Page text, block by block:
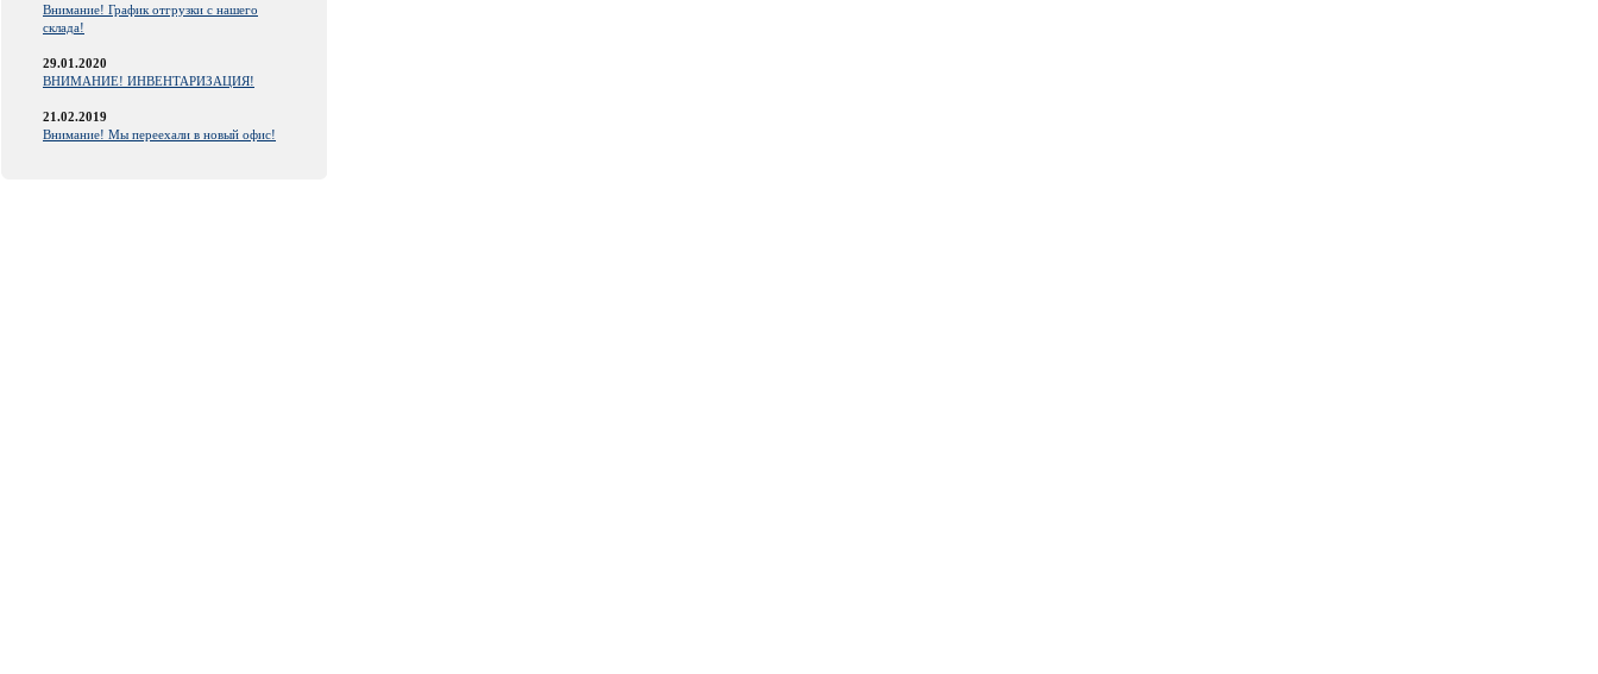
Внимание! График отгрузки с нашего
склада!
29.01.2020
ВНИМАНИЕ! ИНВЕНТАРИЗАЦИЯ!
21.02.2019
Внимание! Мы переехали в новый офис!